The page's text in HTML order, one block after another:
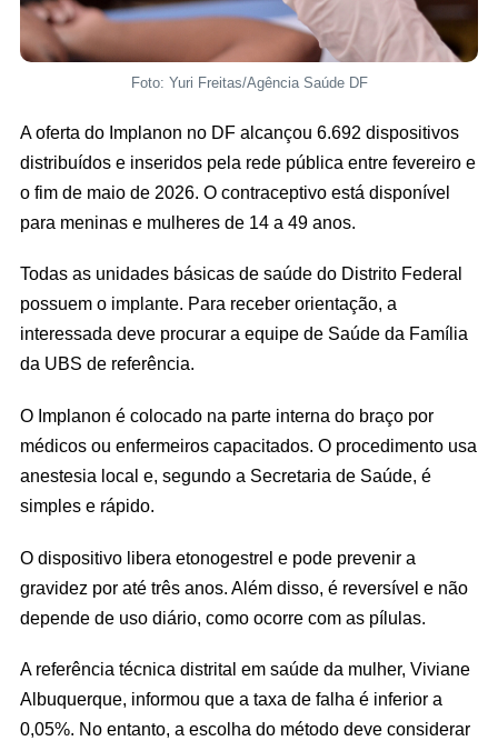
Foto: Yuri Freitas/Agência Saúde DF
A oferta do Implanon no DF alcançou 6.692 dispositivos
distribuídos e inseridos pela rede pública entre fevereiro e
o fim de maio de 2026. O contraceptivo está disponível
para meninas e mulheres de 14 a 49 anos.
Todas as unidades básicas de saúde do Distrito Federal
possuem o implante. Para receber orientação, a
interessada deve procurar a equipe de Saúde da Família
da UBS de referência.
O Implanon é colocado na parte interna do braço por
médicos ou enfermeiros capacitados. O procedimento usa
anestesia local e, segundo a Secretaria de Saúde, é
simples e rápido.
O dispositivo libera etonogestrel e pode prevenir a
gravidez por até três anos. Além disso, é reversível e não
depende de uso diário, como ocorre com as pílulas.
A referência técnica distrital em saúde da mulher, Viviane
Albuquerque, informou que a taxa de falha é inferior a
0,05%. No entanto, a escolha do método deve considerar